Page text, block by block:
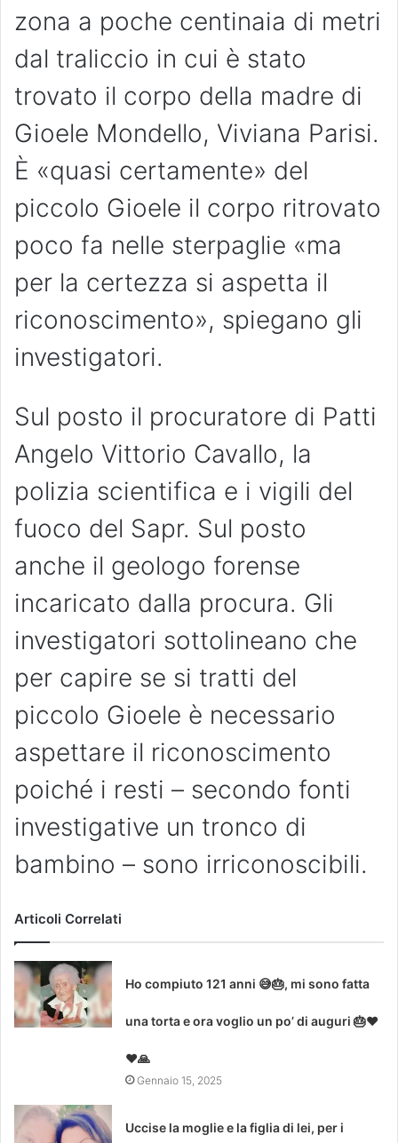
zona a poche centinaia di metri
dal traliccio in cui è stato
trovato il corpo della madre di
Gioele Mondello, Viviana Parisi.
È «quasi certamente» del
piccolo Gioele il corpo ritrovato
poco fa nelle sterpaglie «ma
per la certezza si aspetta il
riconoscimento», spiegano gli
investigatori.
Sul posto il procuratore di Patti
Angelo Vittorio Cavallo, la
polizia scientifica e i vigili del
fuoco del Sapr. Sul posto
anche il geologo forense
incaricato dalla procura. Gli
investigatori sottolineano che
per capire se si tratti del
piccolo Gioele è necessario
aspettare il riconoscimento
poiché i resti – secondo fonti
investigative un tronco di
bambino – sono irriconoscibili.
Articoli Correlati
Ho compiuto 121 anni 😅🎂, mi sono fatta
una torta e ora voglio un po’ di auguri 🎂❤
❤🙏
Gennaio 15, 2025
Uccise la moglie e la figlia di lei, per i